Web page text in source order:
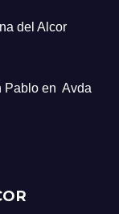
del Alcor
Pablo en Avda